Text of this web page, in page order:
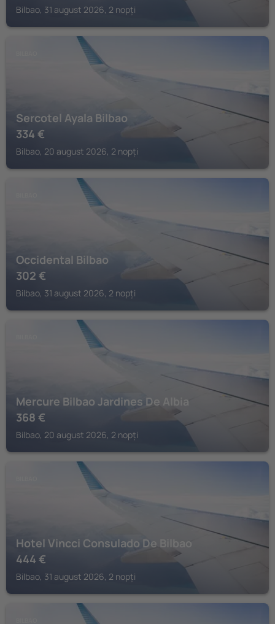
Bilbao, 31 august 2026, 2 nopți
Sercotel Ayala Bilbao
334 €
Bilbao, 20 august 2026, 2 nopți
Occidental Bilbao
302 €
Bilbao, 31 august 2026, 2 nopți
Mercure Bilbao Jardines De Albia
368 €
Bilbao, 20 august 2026, 2 nopți
Hotel Vincci Consulado De Bilbao
444 €
Bilbao, 31 august 2026, 2 nopți